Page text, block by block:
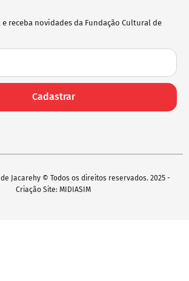
e receba novidades da Fundação Cultural de
Cadastrar
Jacarehy © Todos os direitos reservados. 2025 -
Criação Site: MIDIASIM